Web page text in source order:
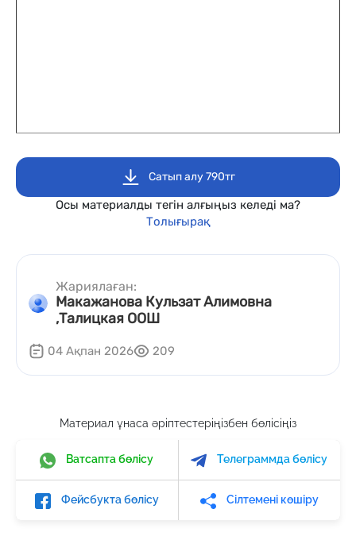
Сатып алу 790тг
Осы материалды тегін алғыңыз келеді ма?
Толығырақ
Жариялаған:
Макажанова Кульзат Алимовна
,Талицкая ООШ
04 Ақпан 2026 209
Материал ұнаса әріптестеріңізбен бөлісіңіз
Ватсапта бөлісу Телеграммда бөлісу
Фейсбукта бөлісу Сілтемені көшіру